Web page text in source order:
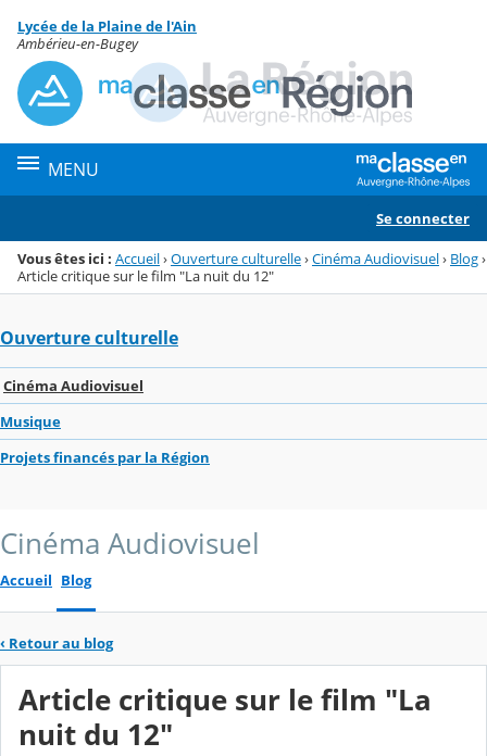
Menu de la rubrique
Contenu
Lycée de la Plaine de l'Ain
Ambérieu-en-Bugey
MENU
Se connecter
Vous êtes ici : Accueil›Ouverture culturelle›Cinéma Audiovisuel› Blog›
Article critique sur le film "La nuit du 12"
Ouverture culturelle
Cinéma Audiovisuel
Musique
Projets financés par la Région
Cinéma Audiovisuel
Accueil Blog
‹ Retour au blog
Article critique sur le film "La
nuit du 12"